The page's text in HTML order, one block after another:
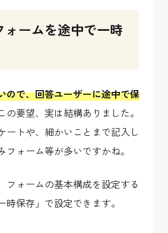
ォームを途中で一時
ので、回答ユーザーに途中で保
の要望、実は結構ありました。
ートや、細かいことまで記入し
フォーム等が多いですかね。
フォームの基本構成を設定する
時保存」で設定できます。